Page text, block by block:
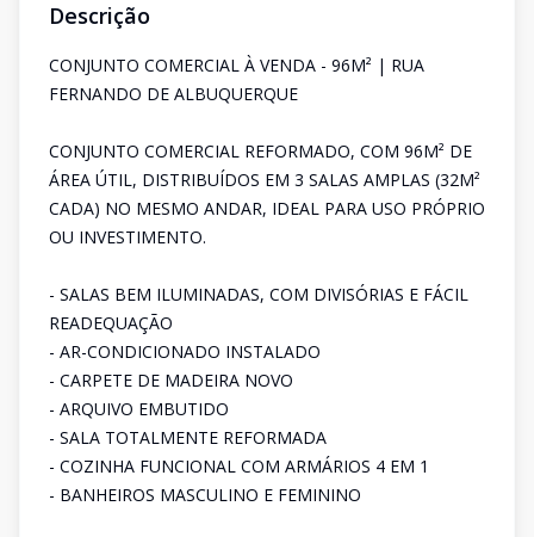
Descrição
CONJUNTO COMERCIAL À VENDA - 96M² | RUA
FERNANDO DE ALBUQUERQUE
CONJUNTO COMERCIAL REFORMADO, COM 96M² DE
ÁREA ÚTIL, DISTRIBUÍDOS EM 3 SALAS AMPLAS (32M²
CADA) NO MESMO ANDAR, IDEAL PARA USO PRÓPRIO
OU INVESTIMENTO.
- SALAS BEM ILUMINADAS, COM DIVISÓRIAS E FÁCIL
READEQUAÇÃO
- AR-CONDICIONADO INSTALADO
- CARPETE DE MADEIRA NOVO
- ARQUIVO EMBUTIDO
- SALA TOTALMENTE REFORMADA
- COZINHA FUNCIONAL COM ARMÁRIOS 4 EM 1
- BANHEIROS MASCULINO E FEMININO